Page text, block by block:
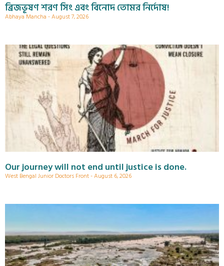
ব্রিজভূষণ শরণ সিং এবং বিনোদ তোমর নির্দোষ!
Abhaya Mancha August 7, 2026
Our journey will not end until justice is done.
West Bengal Junior Doctors Front August 6, 2026